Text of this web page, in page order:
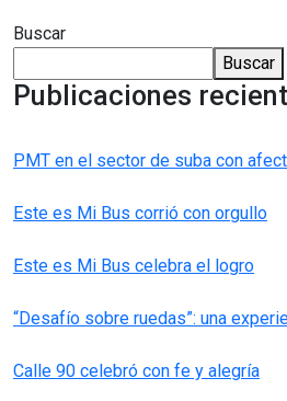
Buscar
Buscar
Publicaciones
PMT en el sector de suba con
Este es Mi Bus corrió con orgullo
Este es Mi Bus celebra el logro
“Desafío sobre ruedas”: una
Calle 90 celebró con fe y alegría